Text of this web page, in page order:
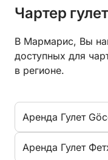
Чартер
В Мармарис, Вы
доступных для
в регионе.
Aренда Гулет
Aренда Гулет